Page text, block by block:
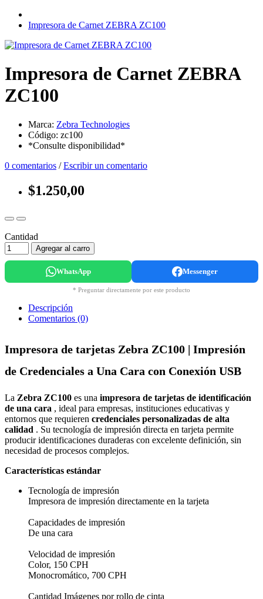
Impresora de Carnet ZEBRA ZC100
Impresora de Carnet ZEBRA
ZC100
Marca: Zebra Technologies
Código: zc100
*Consulte disponibilidad*
0 comentarios /Escribir un comentario
$1.250,00
Cantidad
Agregar al carro
WhatsApp Messenger
* Preguntar directamente por este producto
Descripción
Comentarios (0)
Impresora de tarjetas Zebra ZC100 | Impresión
de Credenciales a Una Cara con Conexión USB
La Zebra ZC100 es una impresora de tarjetas de identificación
de una cara , ideal para empresas, instituciones educativas y
entornos que requieren credenciales personalizadas de alta
calidad . Su tecnología de impresión directa en tarjeta permite
producir identificaciones duraderas con excelente definición, sin
necesidad de procesos complejos.
Características estándar
Tecnología de impresión
Impresora de impresión directamente en la tarjeta
Capacidades de impresión
De una cara
Velocidad de impresión
Color, 150 CPH
Monocromático, 700 CPH
Cantidad Imágenes por rollo de cinta